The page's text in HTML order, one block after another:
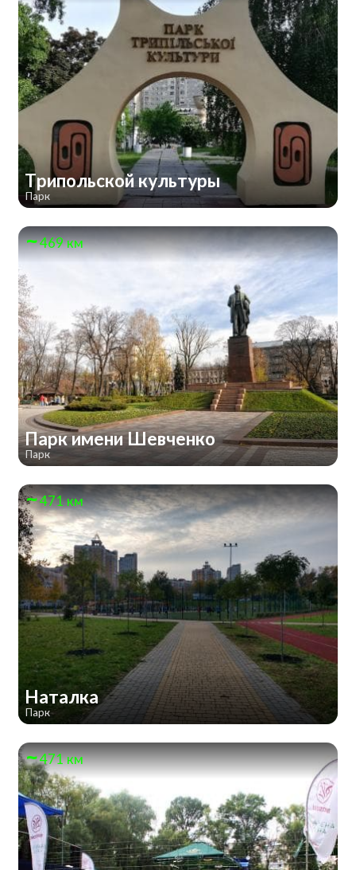
Трипольской культуры
Парк
469 км
Парк имени Шевченко
Парк
471 км
Наталка
Парк
471 км